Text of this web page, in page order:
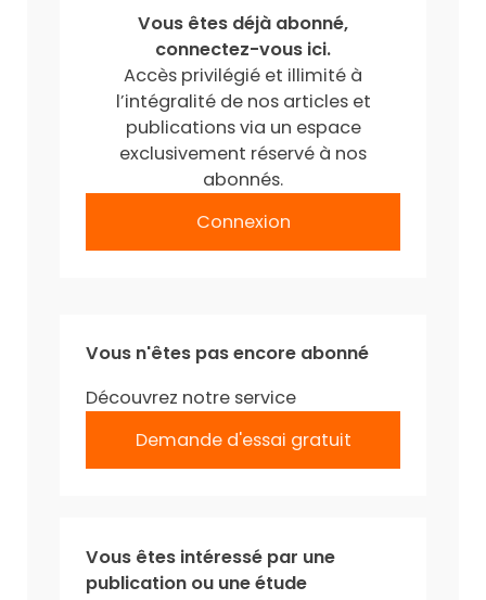
Vous êtes déjà abonné,
connectez-vous ici.
Accès privilégié et illimité à
l’intégralité de nos articles et
publications via un espace
exclusivement réservé à nos
abonnés.
Connexion
Vous n'êtes pas encore abonné
Découvrez notre service
Demande d'essai gratuit
Vous êtes intéressé par une
publication ou une étude